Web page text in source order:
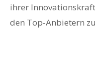
ihrer
den Top-Anbietern